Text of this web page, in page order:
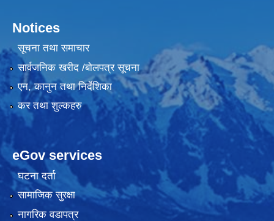
Notices
सूचना तथा समाचार
सार्वजनिक खरीद /बोलपत्र सूचना
एन, कानुन तथा निर्देशिका
कर तथा शुल्कहरु
eGov services
घटना दर्ता
सामाजिक सुरक्षा
नागरिक वडापत्र